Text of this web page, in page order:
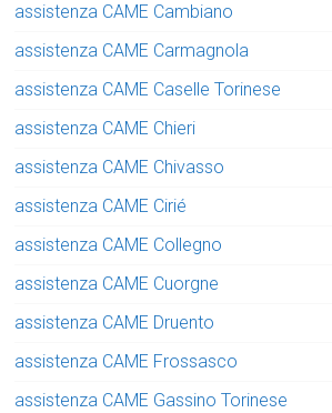
assistenza CAME Cambiano
assistenza CAME Carmagnola
assistenza CAME Caselle Torinese
assistenza CAME Chieri
assistenza CAME Chivasso
assistenza CAME Cirié
assistenza CAME Collegno
assistenza CAME Cuorgne
assistenza CAME Druento
assistenza CAME Frossasco
assistenza CAME Gassino Torinese